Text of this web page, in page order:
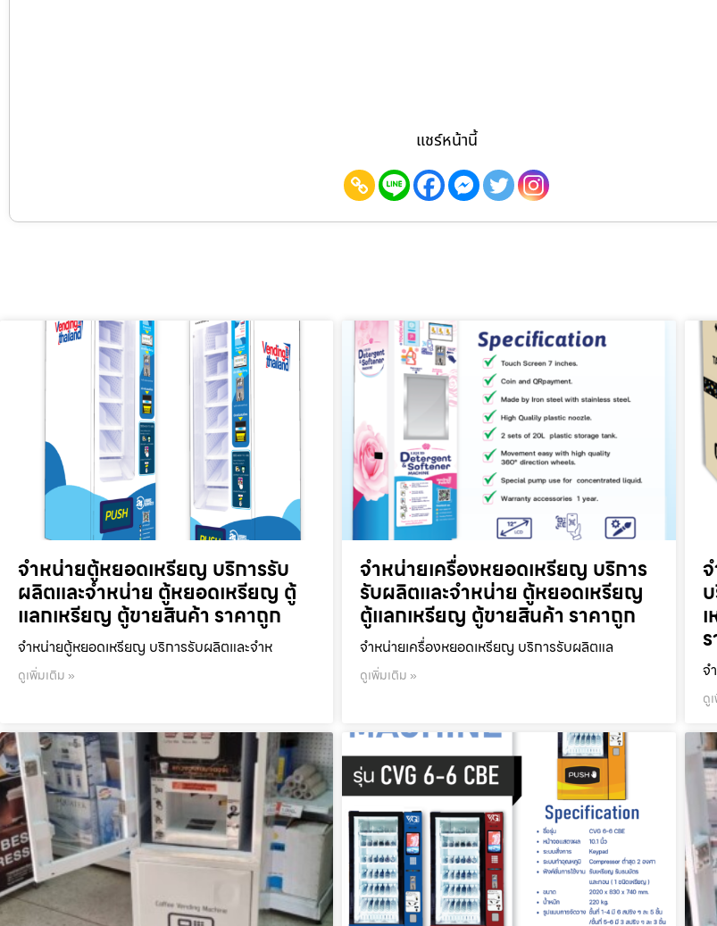
แชร์หน้านี้
จำหน่ายตู้หยอดเหรียญ บริการรับ
ผลิตและจำหน่าย ตู้หยอดเหรียญ ตู้
แลกเหรียญ ตู้ขายสินค้า ราคาถูก
จำหน่ายตู้หยอดเหรียญ บริการรับผลิตและจำห
ดูเพิ่มเติม »
จำหน่ายเครื่องหยอดเหรียญ บริการ
รับผลิตและจำหน่าย ตู้หยอดเหรียญ
ตู้แลกเหรียญ ตู้ขายสินค้า ราคาถูก
จำหน่ายเครื่องหยอดเหรียญ บริการรับผลิตแล
ดูเพิ่มเติม » จ
ดู